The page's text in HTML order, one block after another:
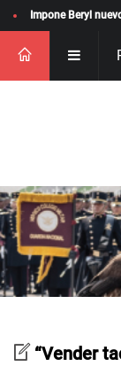
Impone Beryl
“Vender